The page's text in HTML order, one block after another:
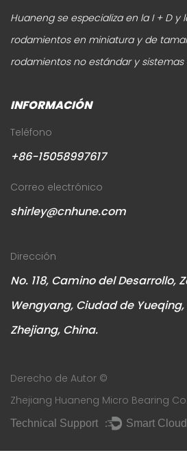
Huaneng se especializa en la I + D
rodamientos en miniatura y de
rodamientos no estándar y sistemas
INFORMACIÓN
Teléfono
+86-15058997617
Correo electrónico
shirley@cnhune.com
Dirección
No. 118, Camino del Desarrollo,
Wengyang, Ciudad de
Zhejiang, China.
Derecho de Autor ©
Zhejiang Huaneng Micro Bearing
Technical Support ： Smart Cloud